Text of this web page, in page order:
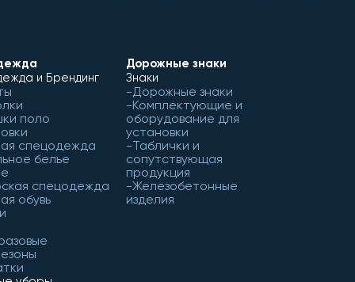
и Брендинг
поло
спецодежда
белье
спецодежда
обувь
Дорожные знаки
Знаки
Дорожные знаки
Комплектующие и
оборудование для
установки
Таблички и
сопутствующая
продукция
Железобетонные
изделия